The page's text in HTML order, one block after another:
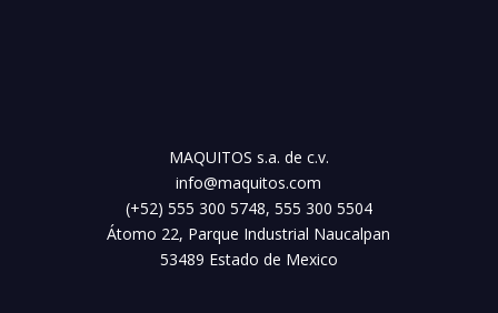
MAQUITOS s.a. de c.v.
info@maquitos.com
(+52) 555 300 5748, 555 300 5504
Átomo 22, Parque Industrial Naucalpan
53489 Estado de Mexico